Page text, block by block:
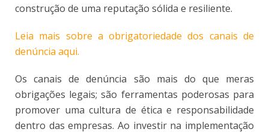
construção de uma reputação sólida e resiliente.
Leia mais sobre a obrigatoriedade dos canais de
denúncia aqui.
Os canais de denúncia são mais do que meras
obrigações legais; são ferramentas poderosas para
promover uma cultura de ética e responsabilidade
dentro das empresas. Ao investir na implementação